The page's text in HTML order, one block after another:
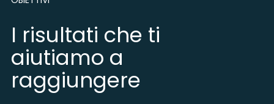
I risultati che ti
aiutiamo a
raggiungere